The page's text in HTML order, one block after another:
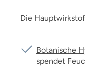
Die
Botanische
spendet